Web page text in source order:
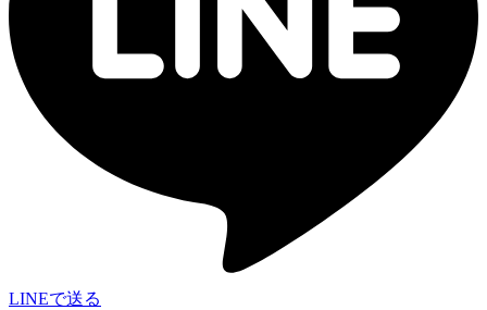
LINEで送る